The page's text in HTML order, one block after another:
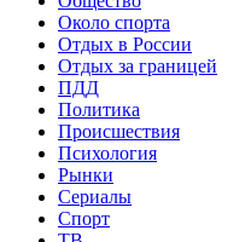
Около спорта
Отдых в России
Отдых за границей
ПДД
Политика
Происшествия
Психология
Рынки
Сериалы
Спорт